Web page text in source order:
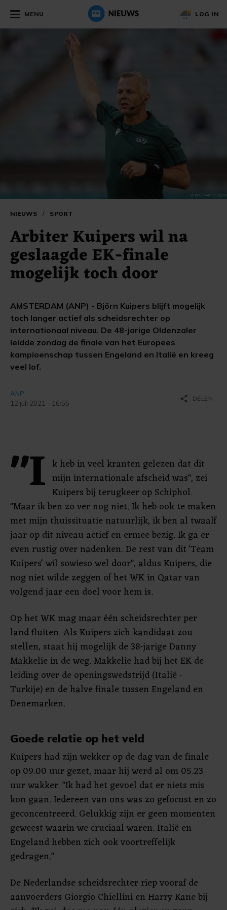
MENU LOG IN
NIEUWS / SPORT
Arbiter Kuipers wil na
geslaagde EK-finale
mogelijk toch door
AMSTERDAM (ANP) - Björn Kuipers blijft mogelijk
toch langer actief als scheidsrechter op
internationaal niveau. De 48-jarige Oldenzaler
leidde zondag de finale van het Europees
kampioenschap tussen Engeland en Italië en kreeg
veel lof.
ANP
12 juli 2021 - 16:55
share DELEN
"I k heb in veel kranten gelezen dat dit
mijn internationale afscheid was", zei
Kuipers bij terugkeer op Schiphol.
"Maar ik ben zo ver nog niet. Ik heb ook te maken
met mijn thuissituatie natuurlijk, ik ben al twaalf
jaar op dit niveau actief en ermee bezig. Ik ga er
even rustig over nadenken. De rest van dit 'Team
Kuipers' wil sowieso wel door", aldus Kuipers, die
nog niet wilde zeggen of het WK in Qatar van
volgend jaar een doel voor hem is.
Op het WK mag maar één scheidsrechter per
land fluiten. Als Kuipers zich kandidaat zou
stellen, staat hij mogelijk de 38-jarige Danny
Makkelie in de weg. Makkelie had bij het EK de
leiding over de openingswedstrijd (Italië -
Turkije) en de halve finale tussen Engeland en
Denemarken.
Goede relatie op het veld
Kuipers had zijn wekker op de dag van de finale
op 09.00 uur gezet, maar hij werd al om 05.23
uur wakker. "Ik had het gevoel dat er niets mis
kon gaan. Iedereen van ons was zo gefocust en zo
geconcentreerd. Gelukkig zijn er geen momenten
geweest waarin we cruciaal waren. Italië en
Engeland hebben zich ook voortreffelijk
gedragen."
De Nederlandse scheidsrechter riep vooraf de
aanvoerders Giorgio Chiellini en Harry Kane bij